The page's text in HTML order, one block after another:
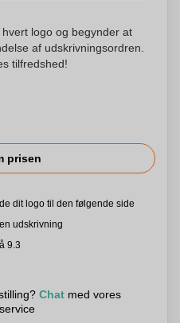
logo og begynder at
af udskrivningsordren.
tilfredshed!
prisen
dit logo til den følgende side
udskrivning
9.3
Chat med vores